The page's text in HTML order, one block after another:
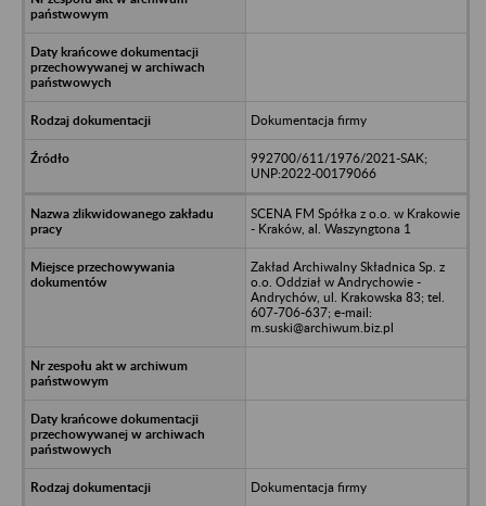
Dokumentacja firmy
992700/611/1976/2021-SAK;
UNP:2022-00179066
SCENA FM Spółka z o.o. w Krakowie
- Kraków, al. Waszyngtona 1
Zakład Archiwalny Składnica Sp. z
o.o. Oddział w Andrychowie -
Andrychów, ul. Krakowska 83; tel.
607-706-637; e-mail:
m.suski@archiwum.biz.pl
Dokumentacja firmy